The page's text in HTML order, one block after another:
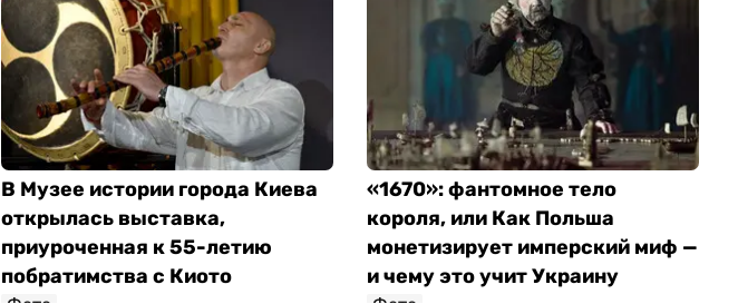
В Музее истории города Киева
открылась выставка,
приуроченная к 55-летию
побратимства с Киото
«1670»: фантомное тело
короля, или Как Польша
монетизирует имперский миф —
и чему это учит Украину